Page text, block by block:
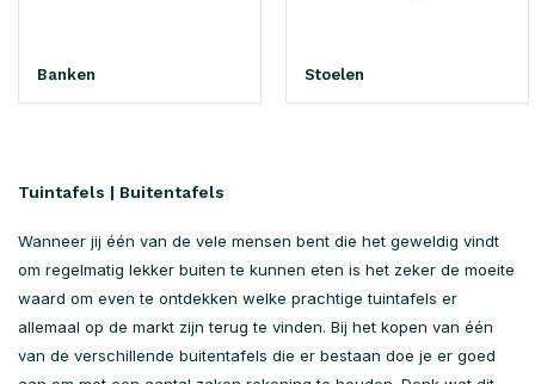
Banken Stoelen
Tuintafels | Buitentafels
Wanneer jij één van de vele mensen bent die het geweldig vindt
om regelmatig lekker buiten te kunnen eten is het zeker de moeite
waard om even te ontdekken welke prachtige tuintafels er
allemaal op de markt zijn terug te vinden. Bij het kopen van één
van de verschillende buitentafels die er bestaan doe je er goed